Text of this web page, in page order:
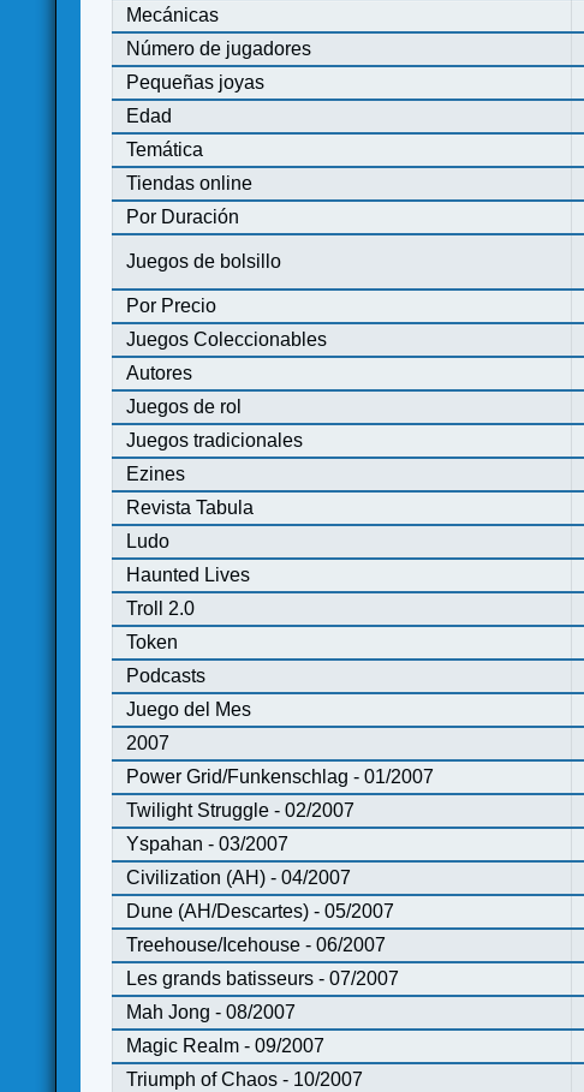
Mecánicas
Número de jugadores
Pequeñas joyas
Edad
Temática
Tiendas online
Por Duración
Juegos de bolsillo
Por Precio
Juegos Coleccionables
Autores
Juegos de rol
Juegos tradicionales
Ezines
Revista Tabula
Ludo
Haunted Lives
Troll 2.0
Token
Podcasts
Juego del Mes
2007
Power Grid/Funkenschlag - 01/2007
Twilight Struggle - 02/2007
Yspahan - 03/2007
Civilization (AH) - 04/2007
Dune (AH/Descartes) - 05/2007
Treehouse/Icehouse - 06/2007
Les grands batisseurs - 07/2007
Mah Jong - 08/2007
Magic Realm - 09/2007
Triumph of Chaos - 10/2007